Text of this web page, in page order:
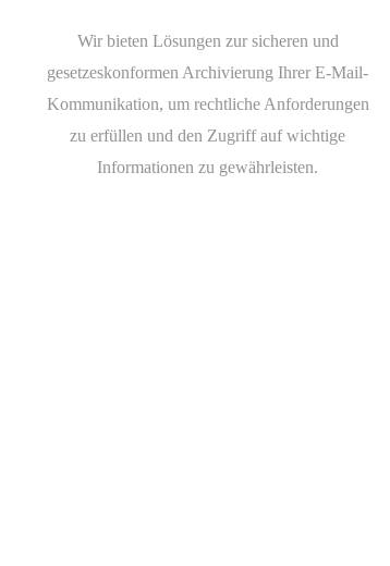
Wir bieten Lösungen zur sicheren und
gesetzeskonformen Archivierung Ihrer E-Mail-
Kommunikation, um rechtliche Anforderungen
zu erfüllen und den Zugriff auf wichtige
Informationen zu gewährleisten.